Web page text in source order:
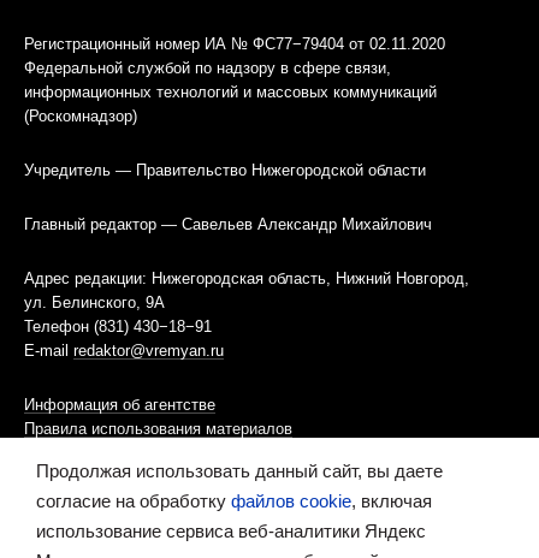
Регистрационный номер ИА № ФС77−79404 от 02.11.2020
Федеральной службой по надзору в сфере связи,
информационных технологий и массовых коммуникаций
(Роскомнадзор)
Учредитель — Правительство Нижегородской области
Главный редактор — Савельев Александр Михайлович
Адрес редакции: Нижегородская область, Нижний Новгород,
ул. Белинского, 9А
Телефон (831) 430−18−91
E-mail redaktor@vremyan.ru
Информация об агентстве
Правила использования материалов
Информационная политика использования «cookies»-файлов
Ресурс содержит материалы 16+
Продолжая использовать данный сайт, вы даете
согласие на обработку файлов cookie, включая
использование сервиса веб-аналитики Яндекс